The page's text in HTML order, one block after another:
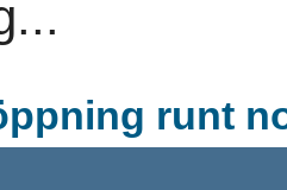
runt